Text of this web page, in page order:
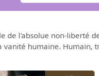
de l'absolue non-
humaine. Humain,